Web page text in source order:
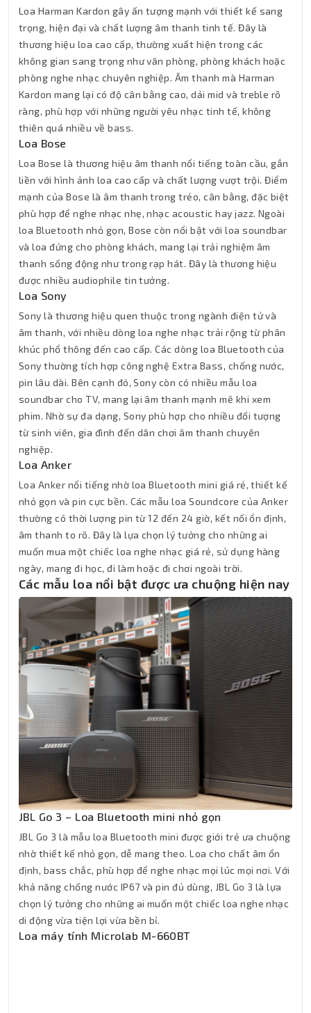
Loa Harman Kardon gây ấn tượng mạnh với thiết kế sang
trọng, hiện đại và chất lượng âm thanh tinh tế. Đây là
thương hiệu loa cao cấp, thường xuất hiện trong các
không gian sang trọng như văn phòng, phòng khách hoặc
phòng nghe nhạc chuyên nghiệp. Âm thanh mà Harman
Kardon mang lại có độ cân bằng cao, dải mid và treble rõ
ràng, phù hợp với những người yêu nhạc tinh tế, không
thiên quá nhiều về bass.
Loa Bose
Loa Bose là thương hiệu âm thanh nổi tiếng toàn cầu, gắn
liền với hình ảnh loa cao cấp và chất lượng vượt trội. Điểm
mạnh của Bose là âm thanh trong trẻo, cân bằng, đặc biệt
phù hợp để nghe nhạc nhẹ, nhạc acoustic hay jazz. Ngoài
loa Bluetooth nhỏ gọn, Bose còn nổi bật với loa soundbar
và loa đứng cho phòng khách, mang lại trải nghiệm âm
thanh sống động như trong rạp hát. Đây là thương hiệu
được nhiều audiophile tin tưởng.
Loa Sony
Sony là thương hiệu quen thuộc trong ngành điện tử và
âm thanh, với nhiều dòng loa nghe nhạc trải rộng từ phân
khúc phổ thông đến cao cấp. Các dòng loa Bluetooth của
Sony thường tích hợp công nghệ Extra Bass, chống nước,
pin lâu dài. Bên cạnh đó, Sony còn có nhiều mẫu loa
soundbar cho TV, mang lại âm thanh mạnh mẽ khi xem
phim. Nhờ sự đa dạng, Sony phù hợp cho nhiều đối tượng
từ sinh viên, gia đình đến dân chơi âm thanh chuyên
nghiệp.
Loa Anker
Loa Anker nổi tiếng nhờ loa Bluetooth mini giá rẻ, thiết kế
nhỏ gọn và pin cực bền. Các mẫu loa Soundcore của Anker
thường có thời lượng pin từ 12 đến 24 giờ, kết nối ổn định,
âm thanh to rõ. Đây là lựa chọn lý tưởng cho những ai
muốn mua một chiếc loa nghe nhạc giá rẻ, sử dụng hàng
ngày, mang đi học, đi làm hoặc đi chơi ngoài trời.
Các mẫu loa nổi bật được ưa chuộng hiện nay
JBL Go 3 – Loa Bluetooth mini nhỏ gọn
JBL Go 3 là mẫu loa Bluetooth mini được giới trẻ ưa chuộng
nhờ thiết kế nhỏ gọn, dễ mang theo. Loa cho chất âm ổn
định, bass chắc, phù hợp để nghe nhạc mọi lúc mọi nơi. Với
khả năng chống nước IP67 và pin đủ dùng, JBL Go 3 là lựa
chọn lý tưởng cho những ai muốn một chiếc loa nghe nhạc
di động vừa tiện lợi vừa bền bỉ.
Loa máy tính Microlab M-660BT